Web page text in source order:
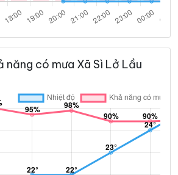
năng có mưa Xã Sì Lở Lầu